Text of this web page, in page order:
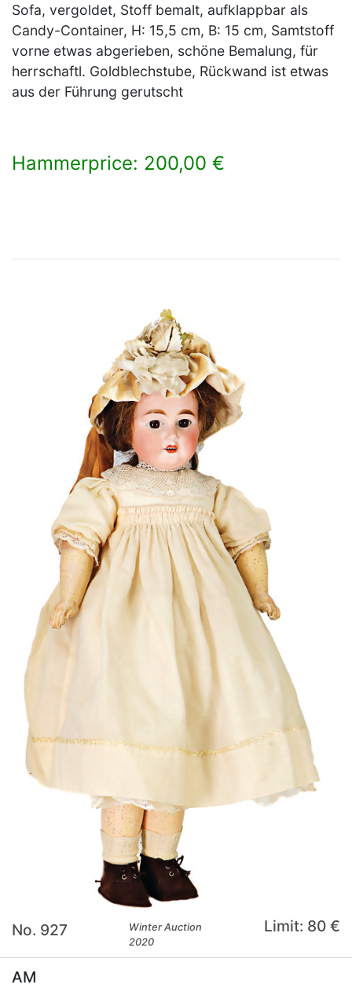
Sofa, vergoldet, Stoff bemalt, aufklappbar als
Candy-Container, H: 15,5 cm, B: 15 cm, Samtstoff
vorne etwas abgerieben, schöne Bemalung, für
herrschaftl. Goldblechstube, Rückwand ist etwas
aus der Führung gerutscht
Hammerprice: 200,00 €
No. 927
Winter Auction
2020
Limit: 80 €
AM